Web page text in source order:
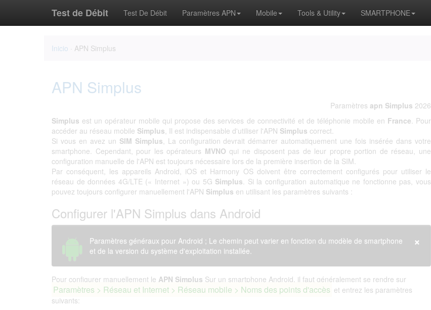
Test de Débit Test De Débit Paramètres APN Mobile Tools & Utility SMARTPHONE
Inicio · APN Simplus
APN Simplus
Paramètres apn Simplus 2026
Simplus est un opérateur mobile qui propose des services de connectivité et de téléphonie mobile en France. Pour
accéder au réseau mobile Simplus, Il est indispensable d'utiliser l'APN Simplus correct.
Si vous en avez un SIM Simplus, La configuration devrait démarrer automatiquement une fois insérée dans votre
smartphone. Cependant, pour les opérateurs MVNO qui ne disposent pas de leur propre portion de réseau, une
configuration manuelle de l'APN est toujours nécessaire lors de la première insertion de la SIM.
Par conséquent, les appareils Android, iOS et Harmony OS doivent être correctement configurés pour utiliser le
réseau de données 4G/LTE (« Internet ») ou 5G Simplus. Si la configuration automatique ne fonctionne pas, vous
pouvez toujours configurer manuellement l'APN Simplus en utilisant les paramètres suivants :
Configurer l'APN Simplus dans Android
×
Paramètres généraux pour Android ; Le chemin peut varier en fonction du modèle de smartphone
et de la version du système d'exploitation installée.
Pour configurer manuellement le APN Simplus Sur un smartphone Android, il faut généralement se rendre sur
Paramètres > Réseau et Internet > Réseau mobile > Noms des points d'accès et entrez les paramètres
suivants: